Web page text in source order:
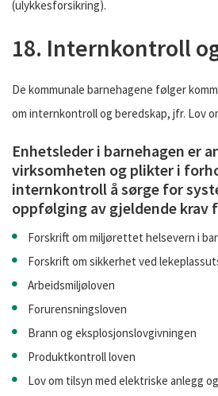
(ulykkesforsikring).
18. Internkontroll
De kommunale barnehagene følger
om internkontroll og beredskap, jfr. Lov
Enhetsleder i barnehagen er
virksomheten og plikter i
internkontroll å sørge for
oppfølging av gjeldende krav
Forskrift om miljørettet helsevern i
Forskrift om sikkerhet ved
Arbeidsmiljøloven
Forurensningsloven
Brann og eksplosjonslovgivningen
Produktkontroll loven
Lov om tilsyn med elektriske anlegg